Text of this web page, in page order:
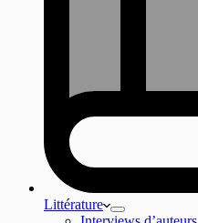
Littérature